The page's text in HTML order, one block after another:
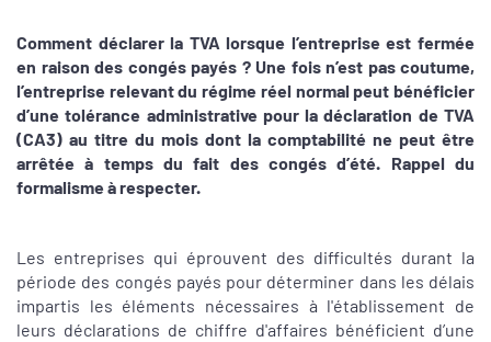
Comment déclarer la TVA lorsque l’entreprise est fermée
en raison des congés payés ? Une fois n’est pas coutume,
l’entreprise relevant du régime réel normal peut bénéficier
d’une tolérance administrative pour la déclaration de TVA
(CA3) au titre du mois dont la comptabilité ne peut être
arrêtée à temps du fait des congés d’été. Rappel du
formalisme à respecter.
Les entreprises qui éprouvent des difficultés durant la
période des congés payés pour déterminer dans les délais
impartis les éléments nécessaires à l'établissement de
leurs déclarations de chiffre d'affaires bénéficient d’une